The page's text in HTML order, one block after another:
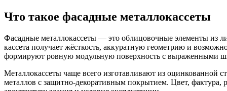
Что такое фасадные металлокассеты
Фасадные металлокассеты — это облицовочные элементы из
кассета получает жёсткость, аккуратную геометрию и
формируют ровную модульную поверхность с выраженными
Металлокассеты чаще всего изготавливают из оцинкованной
металлов с защитно-декоративным покрытием. Цвет,